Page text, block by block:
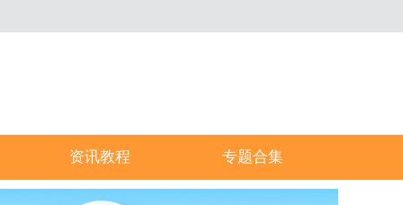
资讯教程 专题合集